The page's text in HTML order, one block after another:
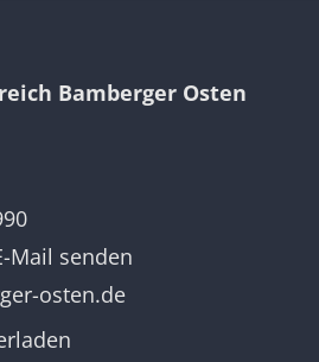
Bamberger Osten
Mail senden
osten.de